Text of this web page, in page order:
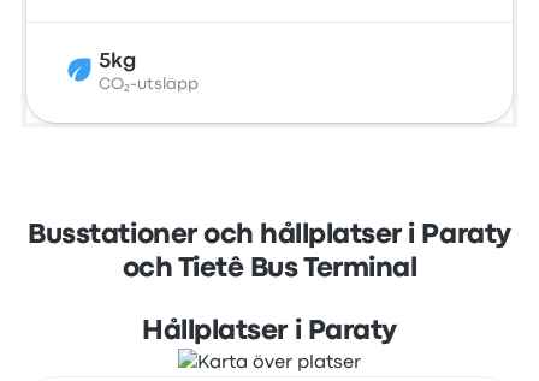
5kg
CO₂-utsläpp
Busstationer och hållplatser i Paraty
och Tietê Bus Terminal
Hållplatser i Paraty